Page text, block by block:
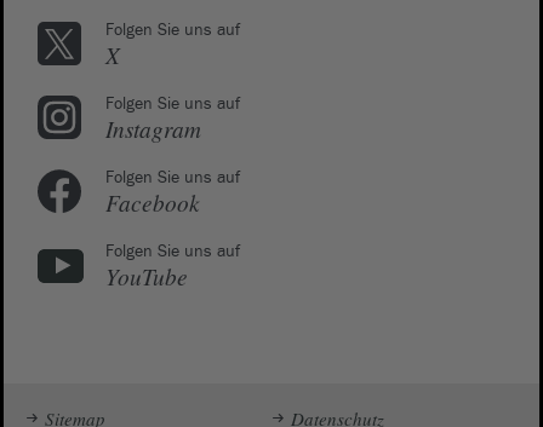
Folgen Sie uns auf
X
Folgen Sie uns auf
Instagram
Folgen Sie uns auf
Facebook
Folgen Sie uns auf
YouTube
Sitemap Datenschutz